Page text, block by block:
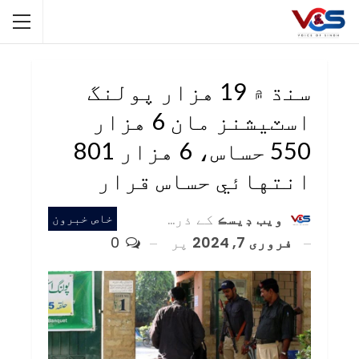
سنڌ ۾ 19 هزار پولنگ
اسٽيشنز مان 6 هزار
550 حساس، 6 هزار 801
انتهائي حساس قرار
خاص خبرون ويب ڊيسڪ کے ذریعہ
فروری 7, 2024
پر